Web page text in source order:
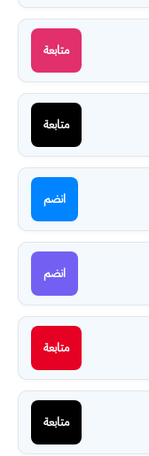
متابعة
متابعة
انضم
انضم
متابعة
متابعة